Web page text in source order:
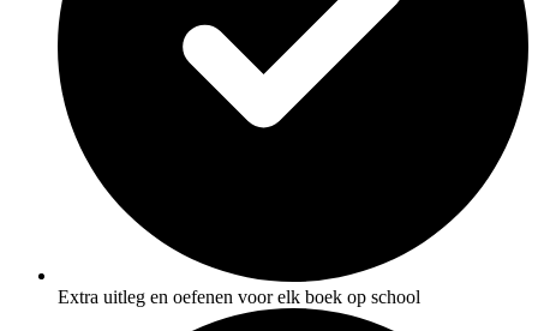
Extra uitleg en oefenen voor elk boek op school